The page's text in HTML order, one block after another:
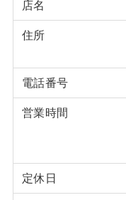
店名
住所
電話番号
営業時間
定休日